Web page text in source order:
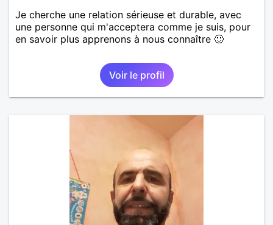
Je cherche une relation sérieuse et durable, avec
une personne qui m'acceptera comme je suis, pour
en savoir plus apprenons à nous connaître 🙂
Voir le profil